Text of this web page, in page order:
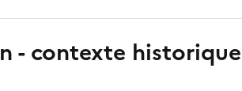
- contexte historique